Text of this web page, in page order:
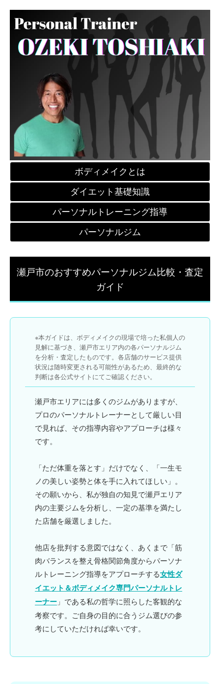
ボディメイクとは
ダイエット基礎知識
パーソナルトレーニング指導
パーソナルジム
瀬戸市のおすすめパーソナルジム比較・査定
ガイド
※本ガイドは、ボディメイクの現場で培った私個人の
見解に基づき、瀬戸市エリア内の各パーソナルジム
を分析・査定したものです。各店舗のサービス提供
状況は随時変更される可能性があるため、最終的な
判断は各公式サイトにてご確認ください。
瀬戸市エリアには多くのジムがありますが、
プロのパーソナルトレーナーとして厳しい目
で見れば、その指導内容やアプローチは様々
です。
「ただ体重を落とす」だけでなく、
「一生モ
ノの美しい姿勢と体を手に入れてほしい」 。
その願いから、私が独自の知見で瀬戸エリア
内の主要ジムを分析し、一定の基準を満たし
た店舗を厳選しました。
他店を批判する意図ではなく、あくまで「筋
肉バランスを整え骨格関節角度からパーソナ
ルトレーニング指導をアプローチする女性ダ
イエット＆ボディメイク専門パーソナルトレ
ーナー 」である私の哲学に照らした客観的な
考察です。ご自身の目的に合うジム選びの参
考にしていただければ幸いです。